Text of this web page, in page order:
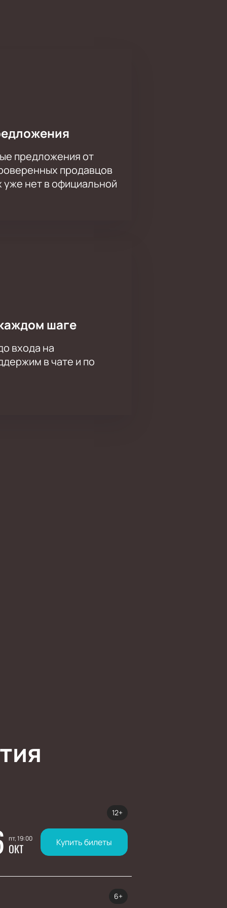
предложения от
продавцов
нет в официальной
шаге
входа на
в чате и по
пт, 19:00
ОКТ
12+
Купить билеты
6+